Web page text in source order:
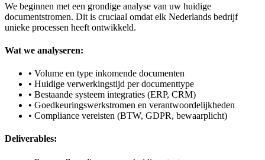
We beginnen met een grondige analyse van uw huidige
documentstromen. Dit is cruciaal omdat elk Nederlands bedrijf
unieke processen heeft ontwikkeld.
Wat we analyseren:
• Volume en type inkomende documenten
• Huidige verwerkingstijd per documenttype
• Bestaande systeem integraties (ERP, CRM)
• Goedkeuringswerkstromen en verantwoordelijkheden
• Compliance vereisten (BTW, GDPR, bewaarplicht)
Deliverables: